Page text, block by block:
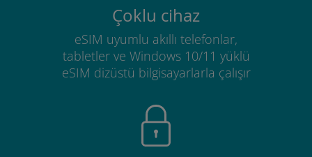
Çoklu cihaz
eSIM uyumlu akıllı telefonlar,
tabletler ve Windows 10/11 yüklü
eSIM dizüstü bilgisayarlarla çalışır